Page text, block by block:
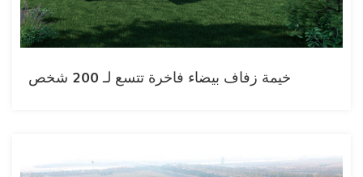
خيمة زفاف بيضاء فاخرة تتسع لـ 200 شخص